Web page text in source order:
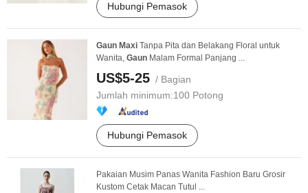
Hubungi Pemasok
Gaun Maxi Tanpa Pita dan Belakang Floral untuk
Wanita, Gaun Malam Formal Panjang ...
US$5-25 / Bagian
Jumlah minimum:100 Potong
Hubungi Pemasok
Pakaian Musim Panas Wanita Fashion Baru Grosir
Kustom Cetak Macan Tutul ...